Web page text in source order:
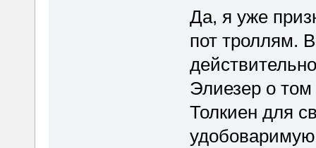
Да, я уже
пот троллям.
Элиезер о
Толкиен для
удобоваримую